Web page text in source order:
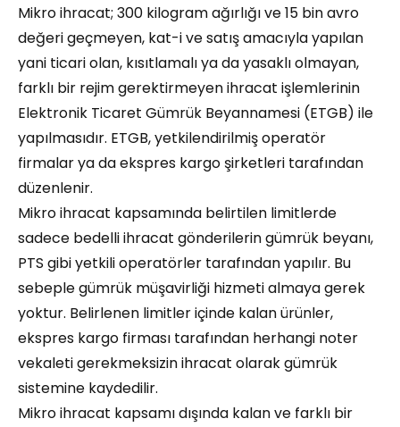
Mikro ihracat; 300 kilogram ağırlığı ve 15 bin avro
değeri geçmeyen, kat-i ve satış amacıyla yapılan
yani ticari olan, kısıtlamalı ya da yasaklı olmayan,
farklı bir rejim gerektirmeyen ihracat işlemlerinin
Elektronik Ticaret Gümrük Beyannamesi (ETGB) ile
yapılmasıdır. ETGB, yetkilendirilmiş operatör
firmalar ya da ekspres kargo şirketleri tarafından
düzenlenir.
Mikro ihracat kapsamında belirtilen limitlerde
sadece bedelli ihracat gönderilerin gümrük beyanı,
PTS gibi yetkili operatörler tarafından yapılır. Bu
sebeple gümrük müşavirliği hizmeti almaya gerek
yoktur. Belirlenen limitler içinde kalan ürünler,
ekspres kargo firması tarafından herhangi noter
vekaleti gerekmeksizin ihracat olarak gümrük
sistemine kaydedilir.
Mikro ihracat kapsamı dışında kalan ve farklı bir